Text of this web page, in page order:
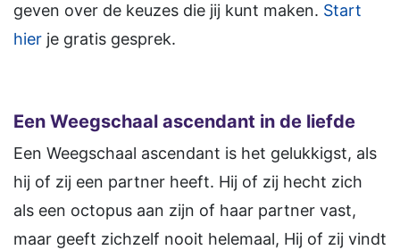
geven over de keuzes die jij kunt maken. Start
hier je gratis gesprek.
Een Weegschaal ascendant in de liefde
Een Weegschaal ascendant is het gelukkigst, als
hij of zij een partner heeft. Hij of zij hecht zich
als een octopus aan zijn of haar partner vast,
maar geeft zichzelf nooit helemaal, Hij of zij vindt